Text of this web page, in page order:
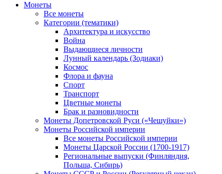
Монеты
Все монеты
Категории (тематики)
Архитектура и искусство
Война
Выдающиеся личности
Лунный календарь (Зодиаки)
Космос
Флора и фауна
Спорт
Транспорт
Цветные монеты
Брак и разновидности
Монеты Допетровской Руси («Чешуйки»)
Монеты Российской империи
Все монеты Российской империи
Монеты Царской России (1700-1917)
Региональные выпуски (Финляндия,
Польша, Сибирь)